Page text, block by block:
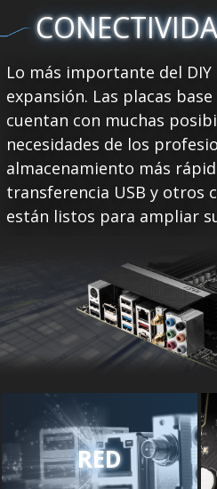
Lo más importante del DIY
expansión. Las placas base
cuentan con muchas
necesidades de los
almacenamiento más
transferencia USB y otros
están listos para ampliar
RED